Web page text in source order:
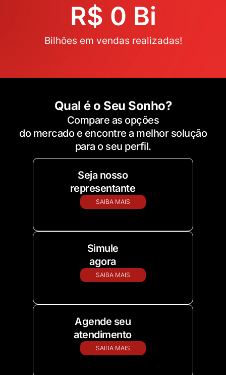
Bilhões em vendas realizadas!
R$ 0 Bi
Qual é o Seu Sonho?
Compare as opções
do mercado e encontre a melhor solução
para o seu perfil.
Seja nosso
representante
SAIBA MAIS
Simule
agora
SAIBA MAIS
Agende seu
atendimento
SAIBA MAIS